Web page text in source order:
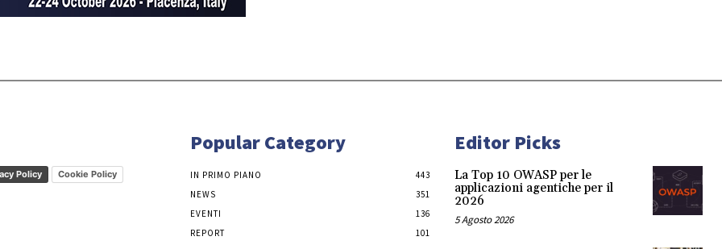
Policy Cookie Policy
Popular Category
IN PRIMO PIANO
443
NEWS
351
EVENTI
136
REPORT
101
Editor Picks
La Top 10 OWASP per le
applicazioni agentiche per il
2026
5 Agosto 2026